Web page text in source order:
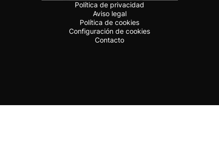
Política de privacidad
Aviso legal
Política de cookies
Configuración de cookies
Contacto